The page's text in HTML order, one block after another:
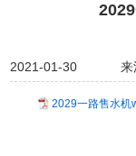
2021-01-30 来
2029一路售水机